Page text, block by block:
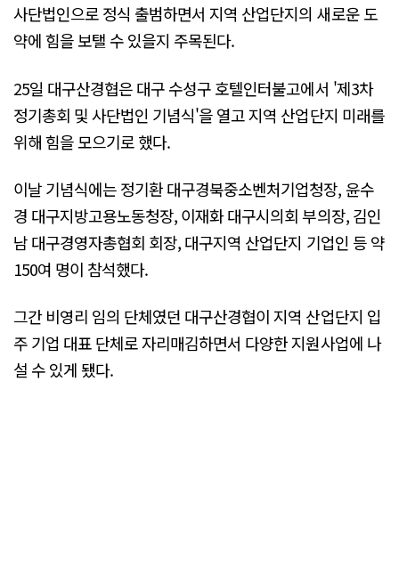
사단법인으로 정식 출범하면서 지역 산업단지의 새로운 도
약에 힘을 보탤 수 있을지 주목된다.
25일 대구산경협은 대구 수성구 호텔인터불고에서 '제3차
정기총회 및 사단법인 기념식'을 열고 지역 산업단지 미래를
위해 힘을 모으기로 했다.
이날 기념식에는 정기환 대구경북중소벤처기업청장, 윤수
경 대구지방고용노동청장, 이재화 대구시의회 부의장, 김인
남 대구경영자총협회 회장, 대구지역 산업단지 기업인 등 약
150여 명이 참석했다.
그간 비영리 임의 단체였던 대구산경협이 지역 산업단지 입
주 기업 대표 단체로 자리매김하면서 다양한 지원사업에 나
설 수 있게 됐다.